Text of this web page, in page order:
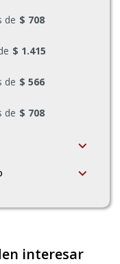
de $ 708
$ 1.415
de $ 566
de $ 708
interesar